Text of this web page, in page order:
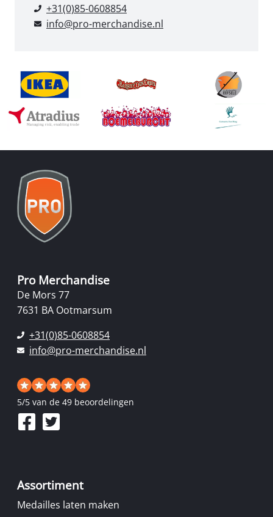
+31(0)85-0608854
info@pro-merchandise.nl
Pro Merchandise
De Mors 77
7631 BA Ootmarsum
+31(0)85-0608854
info@pro-merchandise.nl
5/5 van de 49 beoordelingen
Assortiment
Medailles laten maken